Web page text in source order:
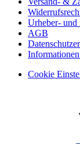
Urheber- und
AGB
Cookie